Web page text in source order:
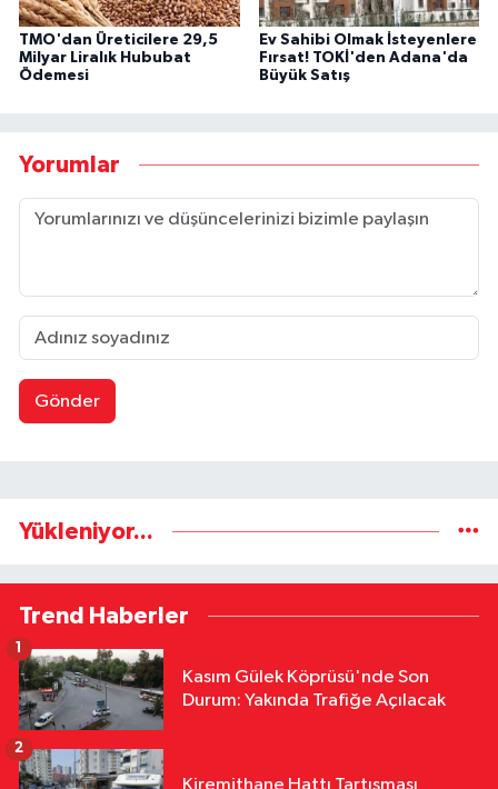
TMO'dan Üreticilere 29,5
Milyar Liralık Hububat
Ödemesi
Ev Sahibi Olmak İsteyenlere
Fırsat! TOKİ'den Adana'da
Büyük Satış
Yorumlar
Gönder
Yükleniyor...
Trend Haberler
Kasım Gülek Köprüsü'nde Son
Durum: Yakında Trafiğe Açılacak
1
2